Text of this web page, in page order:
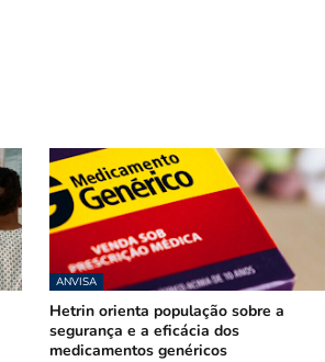
ANVISA
Hetrin orienta população sobre a
segurança e a eficácia dos
medicamentos genéricos